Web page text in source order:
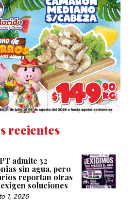
recientes
admite 32
sin agua, pero
reportan otras
exigen soluciones
1, 2026